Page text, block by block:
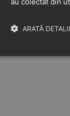
alți clienți
ARATĂ